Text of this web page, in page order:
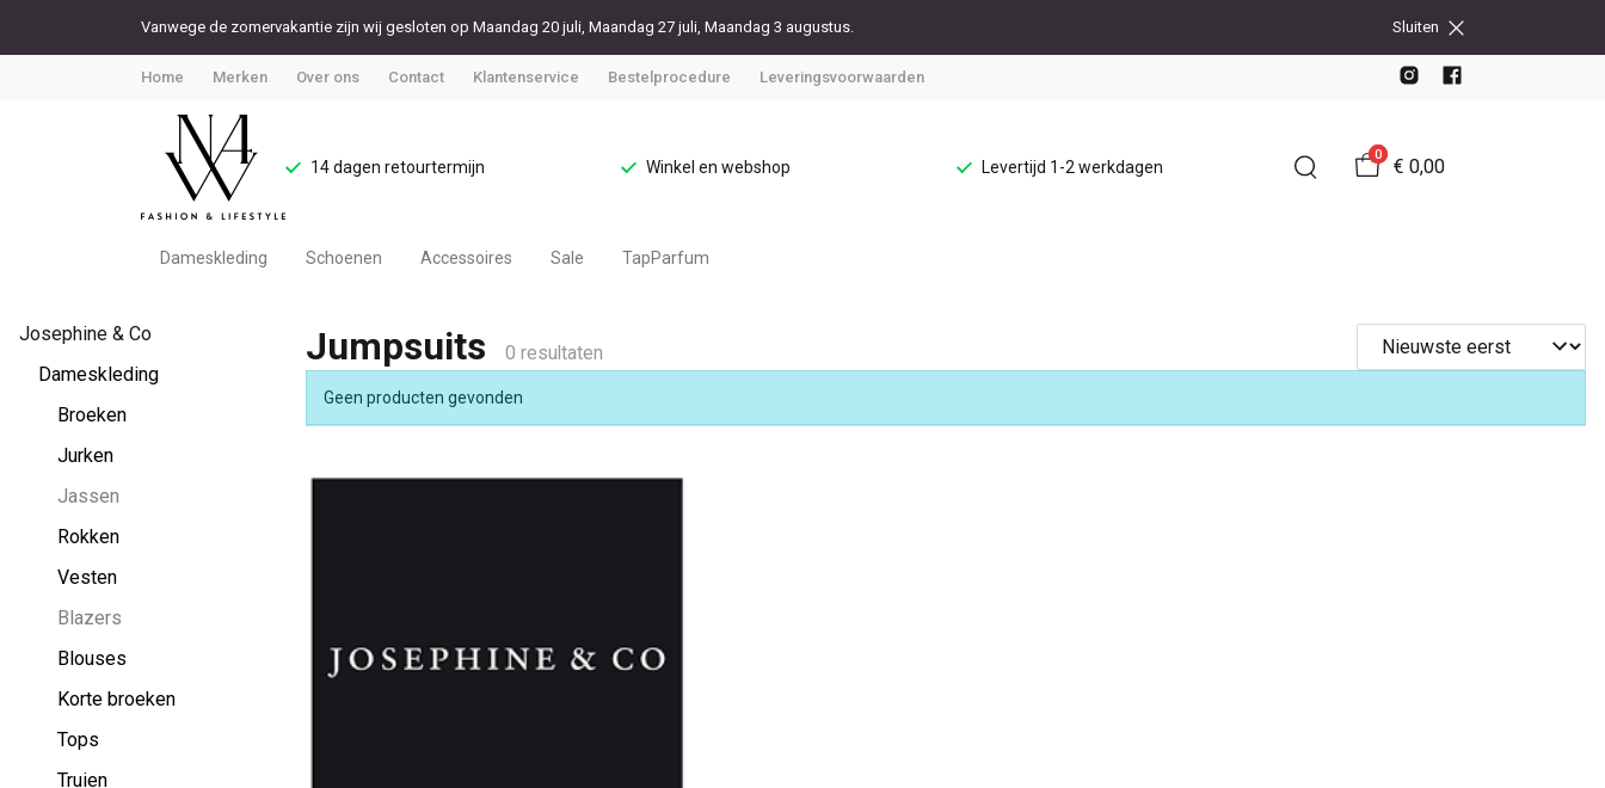
Vanwege de zomervakantie zijn wij gesloten op Maandag 20 juli, Maandag 27 juli, Maandag 3 augustus. Sluiten
Home Merken Over ons Contact Klantenservice Bestelprocedure Leveringsvoorwaarden
14 dagen retourtermijn Winkel en webshop Levertijd 1-2 werkdagen
0
€ 0,00
Dameskleding Schoenen Accessoires Sale TapParfum
Jumpsuits
Noteboom
Woman
Josephine & Co
Dameskleding
Broeken
Jurken
Jassen
Rokken
Vesten
Blazers
Blouses
Korte broeken
Tops
Truien
Jumpsuits 0 resultaten
Geen producten gevonden